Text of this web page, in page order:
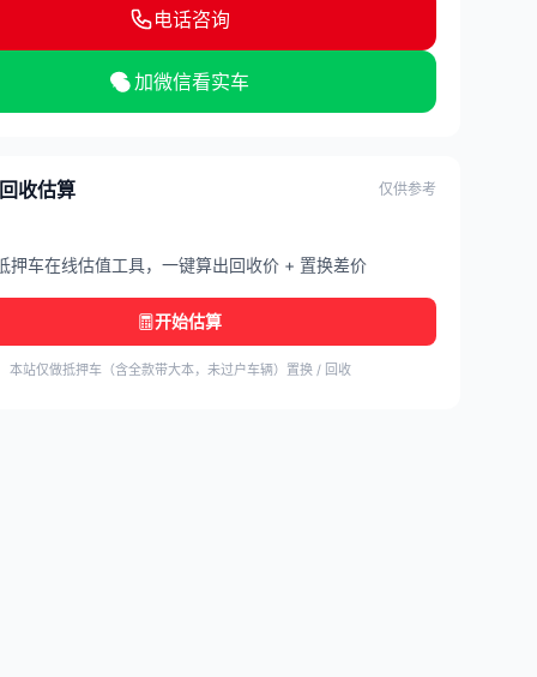
电话咨询
加微信看实车
收估算 仅供参考
押车在线估值工具，一键算出回收价 + 置换差价
开始估算
本站仅做抵押车（含全款带大本，未过户车辆）置换 / 回收